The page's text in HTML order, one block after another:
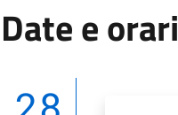
Date e orari